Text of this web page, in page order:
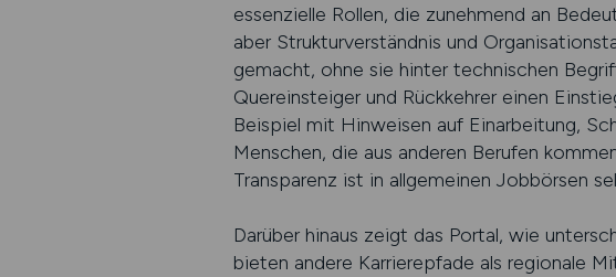
essenzielle Rollen, die zunehmend an
aber Strukturverständnis und
gemacht, ohne sie hinter technischen
Quereinsteiger und Rückkehrer einen
Beispiel mit Hinweisen auf Einarbeitung,
Menschen, die aus anderen Berufen
Transparenz ist in allgemeinen Jobbörsen
Darüber hinaus zeigt das Portal, wie
bieten andere Karrierepfade als regionale